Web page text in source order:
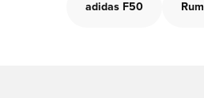
adidas F50